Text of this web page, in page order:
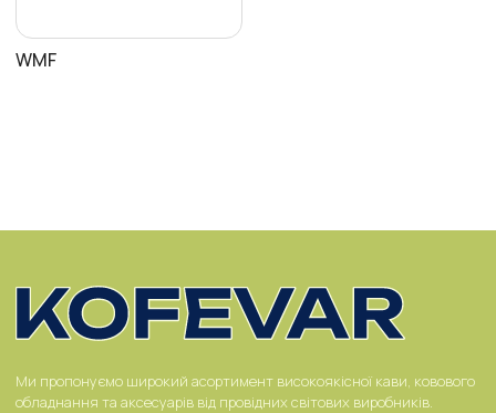
WMF
Ми пропонуємо широкий асортимент високоякісної кави, ковового
обладнання та аксесуарів від провідних світових виробників.